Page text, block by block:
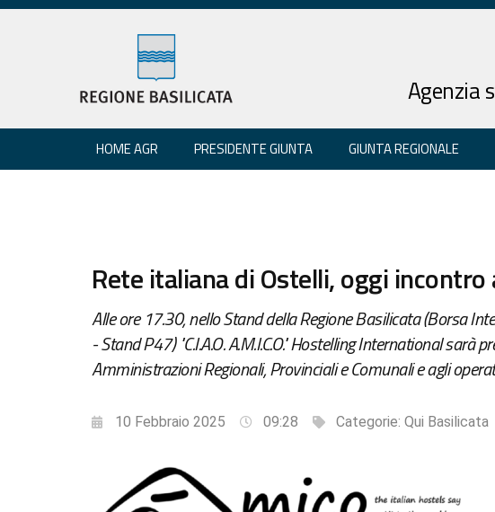
Agenzia
HOME AGR PRESIDENTE GIUNTA GIUNTA REGIONALE
Rete italiana di Ostelli, oggi incontro
Alle ore 17.30, nello Stand della Regione Basilicata (Borsa
- Stand P47) "C.I.A.O. A.M.I.C.O." Hostelling International
Amministrazioni Regionali, Provinciali e Comunali e agli
10 Febbraio 2025 09:28 Categorie: Qui Basilicata